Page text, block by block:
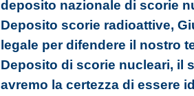
deposito nazionale di scorie
Deposito scorie radioattive,
legale per difendere il nostro
Deposito di scorie nucleari, il
avremo la certezza di essere